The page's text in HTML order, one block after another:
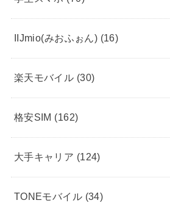
IIJmio(みおふぉん) (16)
楽天モバイル (30)
格安SIM (162)
大手キャリア (124)
TONEモバイル (34)